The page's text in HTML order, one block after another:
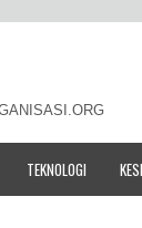
TEKNOLOGI